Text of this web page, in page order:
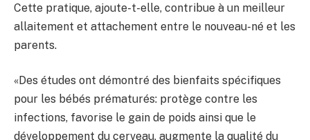
Cette pratique, ajoute-t-elle, contribue à un meilleur
allaitement et attachement entre le nouveau-né et les
parents.
«Des études ont démontré des bienfaits spécifiques
pour les bébés prématurés: protège contre les
infections, favorise le gain de poids ainsi que le
développement du cerveau, augmente la qualité du